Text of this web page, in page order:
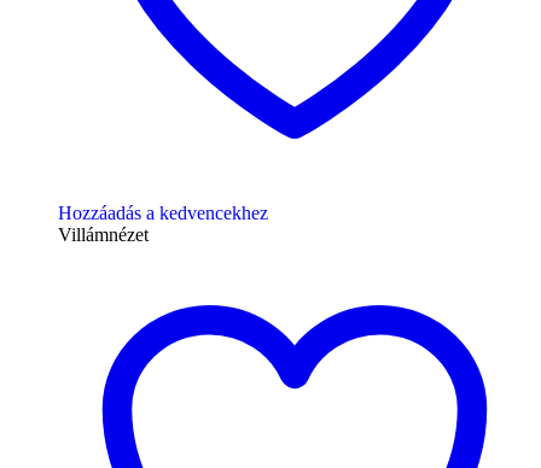
Hozzáadás a kedvencekhez
Villámnézet